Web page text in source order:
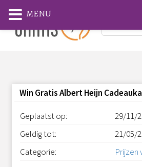
Win Gratis Albert Heijn
Geplaatst op:
29/11/
Geldig tot:
21/05/
Categorie:
Prijzen
MENU